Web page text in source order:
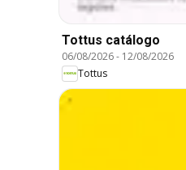
Tottus catálogo
06/08/2026- 12/08/2026
Tottus